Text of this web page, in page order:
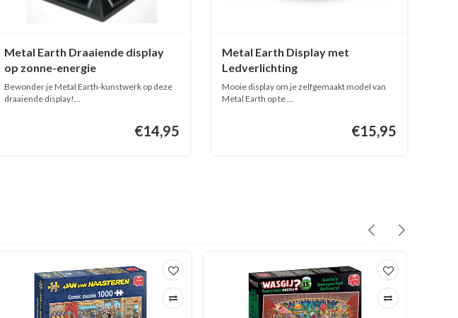
Metal Earth Draaiende display
op zonne-energie
Bewonder je Metal Earth-kunstwerk op deze
draaiende display!...
€14,95
Metal Earth Display met
Ledverlichting
Mooie display om je zelfgemaakt model van
Metal Earth op te ...
€15,95